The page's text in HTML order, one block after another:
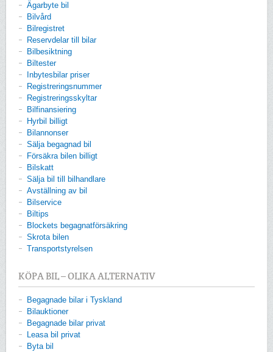
Ägarbyte bil
Bilvård
Bilregistret
Reservdelar till bilar
Bilbesiktning
Biltester
Inbytesbilar priser
Registreringsnummer
Registreringsskyltar
Bilfinansiering
Hyrbil billigt
Bilannonser
Sälja begagnad bil
Försäkra bilen billigt
Bilskatt
Sälja bil till bilhandlare
Avställning av bil
Bilservice
Biltips
Blockets begagnatförsäkring
Skrota bilen
Transportstyrelsen
KÖPA BIL – OLIKA ALTERNATIV
Begagnade bilar i Tyskland
Bilauktioner
Begagnade bilar privat
Leasa bil privat
Byta bil